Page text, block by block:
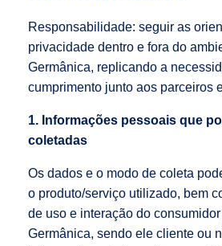
Responsabilidade: seguir as
privacidade dentro e fora do
Germânica, replicando a
cumprimento junto aos parceiros
1. Informações pessoais que
coletadas
Os dados e o modo de coleta
o produto/serviço utilizado, bem
de uso e interação do
Germânica, sendo ele cliente ou